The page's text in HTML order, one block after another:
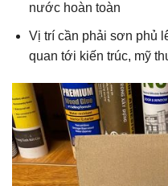
nước hoàn toàn
Vị trí cần phải sơn phủ
quan tới kiến trúc, mỹ